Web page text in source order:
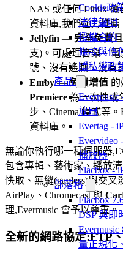
Cookie政
法律聲明
授權合約
條款與條
隱私權政
產品
放器
Evertag -
Evervideo
播放器
Flacbox -
部落格
Flacbox
DSP 與即
量正規化
NAS 或任何 Linux
資料庫,我們強力推薦
Jellyfin — 完全免費
支)。可處理音樂、
號、沒有遙測、沒有
Emby—免費增值 的
Premiere為一次性或
步、Cinema 模式等
資料庫。
無論你執行哪一種伺服器
包含專輯、藝術家、播放
快取、無縫(gapless)與交叉
AirPlay、Chromecast 與
理,Evermusic 會予以尊重。
全新的網路協定:FTP